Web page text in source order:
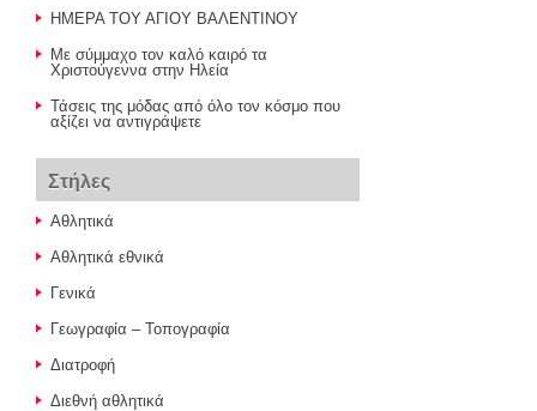
ΗΜΕΡΑ ΤΟΥ ΑΓΙΟΥ ΒΑΛΕΝΤΙΝΟΥ
Με σύμμαχο τον καλό καιρό τα
Χριστούγεννα στην Ηλεία
Τάσεις της μόδας από όλο τον κόσμο που
αξίζει να αντιγράψετε
Στήλες
Αθλητικά
Αθλητικά εθνικά
Γενικά
Γεωγραφία – Τοπογραφία
Διατροφή
Διεθνή αθλητικά